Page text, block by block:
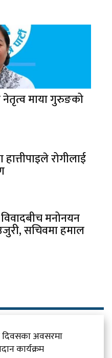
नेतृत्व माया गुरुङको
रोगीलाई
मनोनयन
सचिवमा हमाल
दिवसका अवसरमा
कार्यक्रम